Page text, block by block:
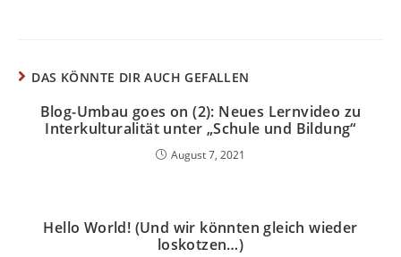
DAS KÖNNTE DIR AUCH GEFALLEN
Blog-Umbau goes on (2): Neues Lernvideo zu
Interkulturalität unter „Schule und Bildung“
August 7, 2021
Hello World! (Und wir könnten gleich wieder
loskotzen…)